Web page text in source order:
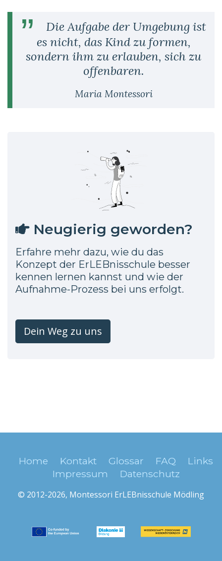
Die Aufgabe der Umgebung ist
es nicht, das Kind zu formen,
sondern ihm zu erlauben, sich zu
offenbaren.
Maria Montessori
Neugierig geworden?
Erfahre mehr dazu, wie du das
Konzept der ErLEBnisschule besser
kennen lernen kannst und wie der
Aufnahme-Prozess bei uns erfolgt.
Dein Weg zu uns
Home Kontakt Glossar FAQ
Links
Impressum
Datenschutz
© 2012-2026, Montessori ErLEBnisschule Mödling